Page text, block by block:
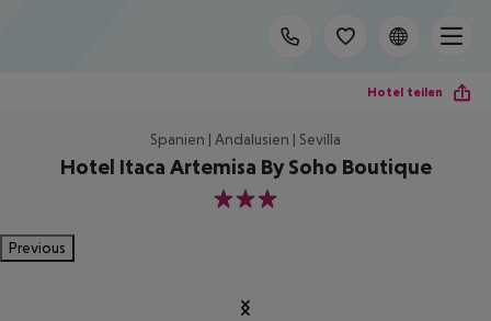
Hotel teilen
Spanien | Andalusien | Sevilla
Hotel Itaca Artemisa By Soho Boutique
3
Previous